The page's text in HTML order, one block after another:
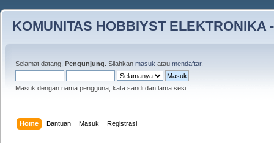
KOMUNITAS HOBBIYST ELEKTRONIKA
Selamat datang, Pengunjung . Silahkan masuk atau mendaftar.
Masuk dengan nama pengguna, kata sandi dan lama sesi
Home Bantuan Masuk Registrasi